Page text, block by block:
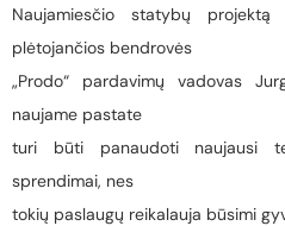
Naujamiesčio statybų
plėtojančios bendrovės
„Prodo“ pardavimų vadovas
naujame pastate
turi būti panaudoti naujausi
sprendimai, nes
tokių paslaugų reikalauja būsimi